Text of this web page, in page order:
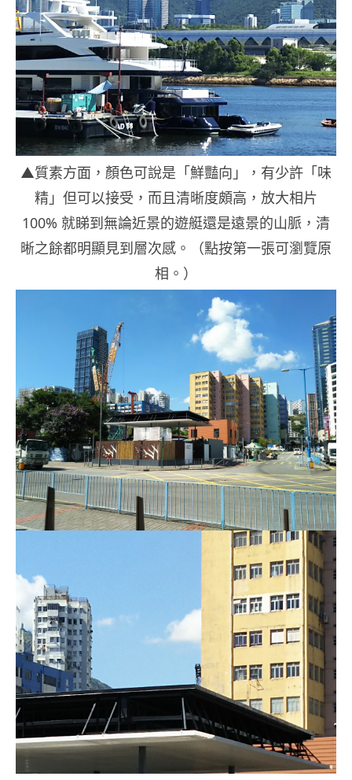
▲質素方面，顏色可說是「鮮豔向」，有少許「味
精」但可以接受，而且清晰度頗高，放大相片
100% 就睇到無論近景的遊艇還是遠景的山脈，清
晰之餘都明顯見到層次感。（點按第一張可瀏覽原
相。）